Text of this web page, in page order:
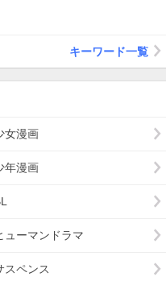
キーワード一覧
女漫画
年漫画
ューマンドラマ
スペンス